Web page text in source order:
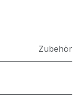
Zubehör